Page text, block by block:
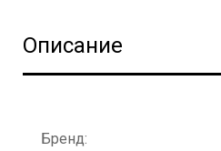
Описание
Бренд: